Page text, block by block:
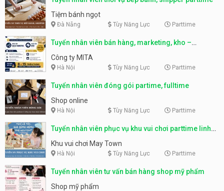
Tiệm bánh ngọt
Đà Nẵng Tùy Năng Lực Parttime
Tuyển nhân viên bán hàng, marketing, kho –
parttime, fulltime
Công ty MITA
Hà Nội Tùy Năng Lực Parttime
Tuyển nhân viên đóng gói partime, fulltime
Shop online
Hà Nội Tùy Năng Lực Parttime
Tuyển nhân viên phục vụ khu vui chơi parttime linh
động
Khu vui chơi May Town
Hà Nội Tùy Năng Lực Parttime
Tuyển nhân viên tư vấn bán hàng shop mỹ phẩm
Shop mỹ phẩm